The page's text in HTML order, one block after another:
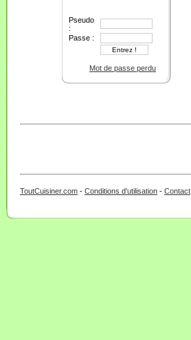
Pseudo
:
Passe :
Mot de passe perdu
ToutCuisiner.com - Conditions d'utilisation - Contact